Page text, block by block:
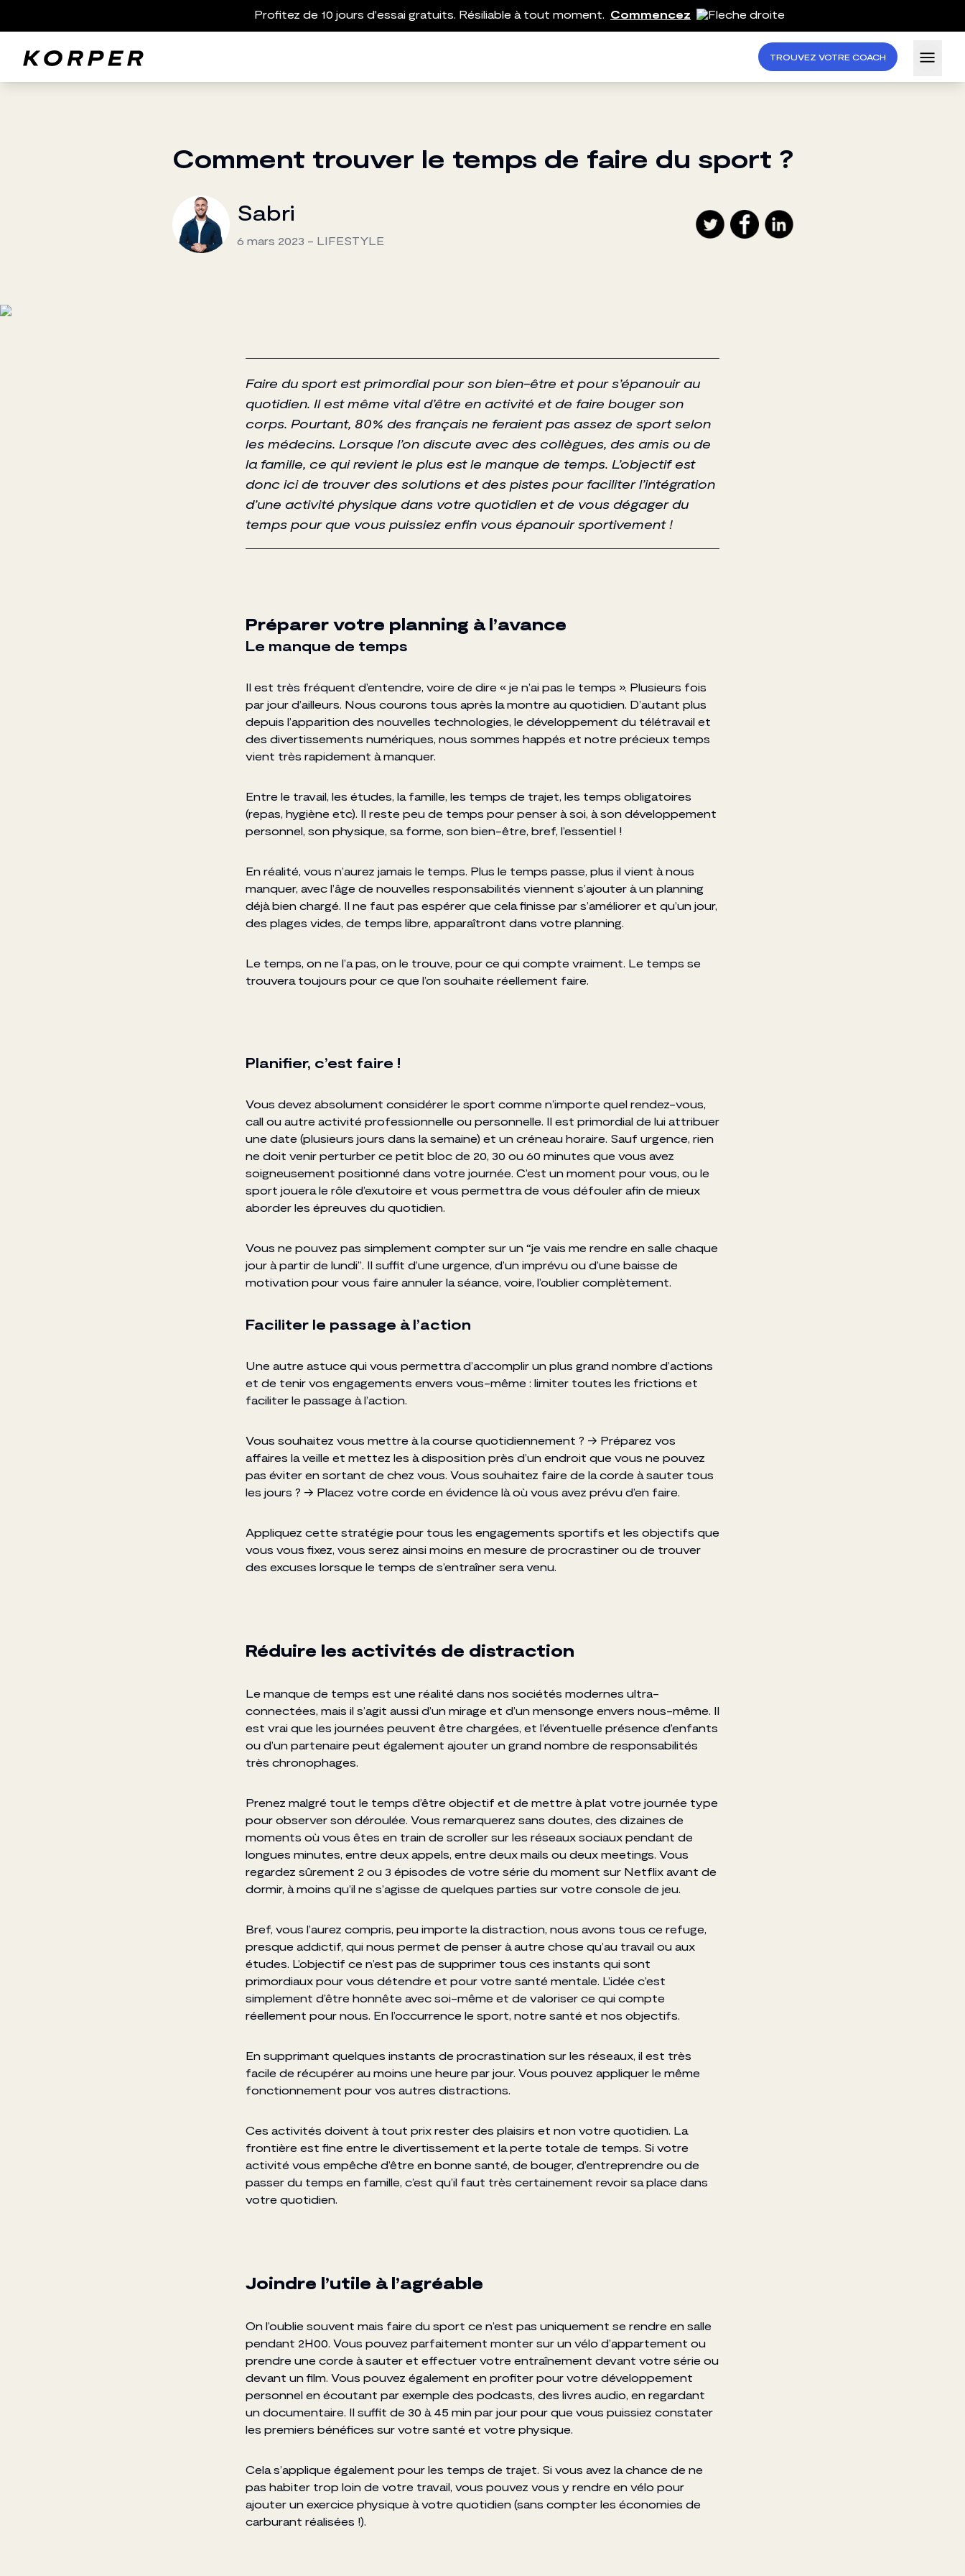
Profitez de 10 jours d'essai gratuits. Résiliable à tout moment. Commencez
TROUVEZ VOTRE COACH
Comment trouver le temps de faire du sport ?
Sabri
6 mars 2023 - LIFESTYLE
Faire du sport est primordial pour son bien-être et pour s’épanouir au
quotidien. Il est même vital d’être en activité et de faire bouger son
corps. Pourtant, 80% des français ne feraient pas assez de sport selon
les médecins. Lorsque l’on discute avec des collègues, des amis ou de
la famille, ce qui revient le plus est le manque de temps. L’objectif est
donc ici de trouver des solutions et des pistes pour faciliter l’intégration
d’une activité physique dans votre quotidien et de vous dégager du
temps pour que vous puissiez enfin vous épanouir sportivement !
Préparer votre planning à l’avance
Le manque de temps
Il est très fréquent d’entendre, voire de dire « je n’ai pas le temps ». Plusieurs fois
par jour d’ailleurs. Nous courons tous après la montre au quotidien. D’autant plus
depuis l’apparition des nouvelles technologies, le développement du télétravail et
des divertissements numériques, nous sommes happés et notre précieux temps
vient très rapidement à manquer.
Entre le travail, les études, la famille, les temps de trajet, les temps obligatoires
(repas, hygiène etc). Il reste peu de temps pour penser à soi, à son développement
personnel, son physique, sa forme, son bien-être, bref, l’essentiel !
En réalité, vous n’aurez jamais le temps. Plus le temps passe, plus il vient à nous
manquer, avec l’âge de nouvelles responsabilités viennent s’ajouter à un planning
déjà bien chargé. Il ne faut pas espérer que cela finisse par s’améliorer et qu’un jour,
des plages vides, de temps libre, apparaîtront dans votre planning.
Le temps, on ne l’a pas, on le trouve, pour ce qui compte vraiment. Le temps se
trouvera toujours pour ce que l’on souhaite réellement faire.
Planifier, c’est faire !
Vous devez absolument considérer le sport comme n’importe quel rendez-vous,
call ou autre activité professionnelle ou personnelle. Il est primordial de lui attribuer
une date (plusieurs jours dans la semaine) et un créneau horaire. Sauf urgence, rien
ne doit venir perturber ce petit bloc de 20, 30 ou 60 minutes que vous avez
soigneusement positionné dans votre journée. C’est un moment pour vous, ou le
sport jouera le rôle d’exutoire et vous permettra de vous défouler afin de mieux
aborder les épreuves du quotidien.
Vous ne pouvez pas simplement compter sur un “je vais me rendre en salle chaque
jour à partir de lundi”. Il suffit d’une urgence, d’un imprévu ou d’une baisse de
motivation pour vous faire annuler la séance, voire, l’oublier complètement.
Faciliter le passage à l’action
Une autre astuce qui vous permettra d’accomplir un plus grand nombre d’actions
et de tenir vos engagements envers vous-même : limiter toutes les frictions et
faciliter le passage à l’action.
Vous souhaitez vous mettre à la course quotidiennement ? → Préparez vos
affaires la veille et mettez les à disposition près d’un endroit que vous ne pouvez
pas éviter en sortant de chez vous. Vous souhaitez faire de la corde à sauter tous
les jours ? → Placez votre corde en évidence là où vous avez prévu d’en faire.
Appliquez cette stratégie pour tous les engagements sportifs et les objectifs que
vous vous fixez, vous serez ainsi moins en mesure de procrastiner ou de trouver
des excuses lorsque le temps de s’entraîner sera venu.
Réduire les activités de distraction
Le manque de temps est une réalité dans nos sociétés modernes ultra-
connectées, mais il s’agit aussi d’un mirage et d’un mensonge envers nous-même. Il
est vrai que les journées peuvent être chargées, et l’éventuelle présence d’enfants
ou d’un partenaire peut également ajouter un grand nombre de responsabilités
très chronophages.
Prenez malgré tout le temps d’être objectif et de mettre à plat votre journée type
pour observer son déroulée. Vous remarquerez sans doutes, des dizaines de
moments où vous êtes en train de scroller sur les réseaux sociaux pendant de
longues minutes, entre deux appels, entre deux mails ou deux meetings. Vous
regardez sûrement 2 ou 3 épisodes de votre série du moment sur Netflix avant de
dormir, à moins qu’il ne s’agisse de quelques parties sur votre console de jeu.
Bref, vous l’aurez compris, peu importe la distraction, nous avons tous ce refuge,
presque addictif, qui nous permet de penser à autre chose qu’au travail ou aux
études. L’objectif ce n’est pas de supprimer tous ces instants qui sont
primordiaux pour vous détendre et pour votre santé mentale. L’idée c’est
simplement d’être honnête avec soi-même et de valoriser ce qui compte
réellement pour nous. En l’occurrence le sport, notre santé et nos objectifs.
En supprimant quelques instants de procrastination sur les réseaux, il est très
facile de récupérer au moins une heure par jour. Vous pouvez appliquer le même
fonctionnement pour vos autres distractions.
Ces activités doivent à tout prix rester des plaisirs et non votre quotidien. La
frontière est fine entre le divertissement et la perte totale de temps. Si votre
activité vous empêche d’être en bonne santé, de bouger, d’entreprendre ou de
passer du temps en famille, c’est qu’il faut très certainement revoir sa place dans
votre quotidien.
Joindre l’utile à l’agréable
On l’oublie souvent mais faire du sport ce n’est pas uniquement se rendre en salle
pendant 2H00. Vous pouvez parfaitement monter sur un vélo d’appartement ou
prendre une corde à sauter et effectuer votre entraînement devant votre série ou
devant un film. Vous pouvez également en profiter pour votre développement
personnel en écoutant par exemple des podcasts, des livres audio, en regardant
un documentaire. Il suffit de 30 à 45 min par jour pour que vous puissiez constater
les premiers bénéfices sur votre santé et votre physique.
Cela s’applique également pour les temps de trajet. Si vous avez la chance de ne
pas habiter trop loin de votre travail, vous pouvez vous y rendre en vélo pour
ajouter un exercice physique à votre quotidien (sans compter les économies de
carburant réalisées !).